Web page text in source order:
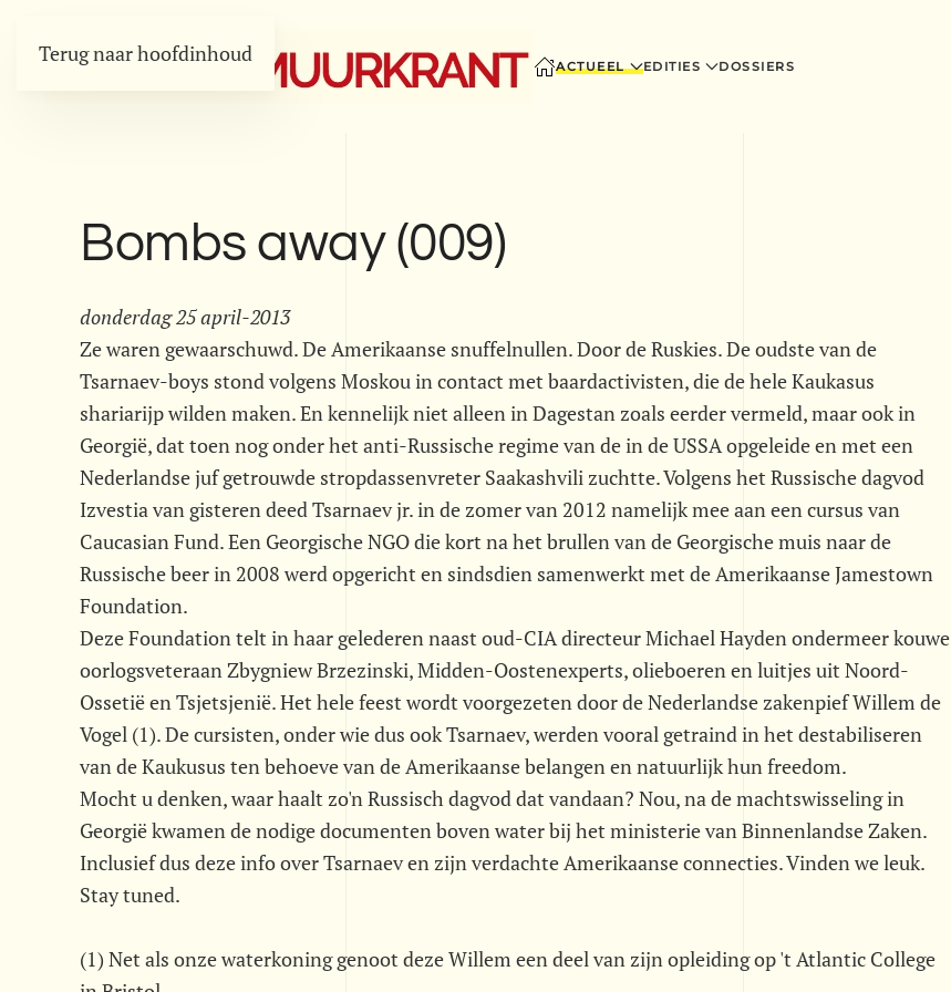
Terug naar hoofdinhoud ACTUEEL EDITIES DOSSIERS
Bombs away (009)
donderdag 25 april-2013
Ze waren gewaarschuwd. De Amerikaanse snuffelnullen. Door de Ruskies. De oudste van de
Tsarnaev-boys stond volgens Moskou in contact met baardactivisten, die de hele Kaukasus
shariarijp wilden maken. En kennelijk niet alleen in Dagestan zoals eerder vermeld, maar ook in
Georgië, dat toen nog onder het anti-Russische regime van de in de USSA opgeleide en met een
Nederlandse juf getrouwde stropdassenvreter Saakashvili zuchtte. Volgens het Russische dagvod
Izvestia van gisteren deed Tsarnaev jr. in de zomer van 2012 namelijk mee aan een cursus van
Caucasian Fund. Een Georgische NGO die kort na het brullen van de Georgische muis naar de
Russische beer in 2008 werd opgericht en sindsdien samenwerkt met de Amerikaanse Jamestown
Foundation.
Deze Foundation telt in haar gelederen naast oud-CIA directeur Michael Hayden ondermeer kouwe
oorlogsveteraan Zbygniew Brzezinski, Midden-Oostenexperts, olieboeren en luitjes uit Noord-
Ossetië en Tsjetsjenië. Het hele feest wordt voorgezeten door de Nederlandse zakenpief Willem de
Vogel (1). De cursisten, onder wie dus ook Tsarnaev, werden vooral getraind in het destabiliseren
van de Kaukusus ten behoeve van de Amerikaanse belangen en natuurlijk hun freedom.
Mocht u denken, waar haalt zo'n Russisch dagvod dat vandaan? Nou, na de machtswisseling in
Georgië kwamen de nodige documenten boven water bij het ministerie van Binnenlandse Zaken.
Inclusief dus deze info over Tsarnaev en zijn verdachte Amerikaanse connecties. Vinden we leuk.
Stay tuned.
(1) Net als onze waterkoning genoot deze Willem een deel van zijn opleiding op 't Atlantic College